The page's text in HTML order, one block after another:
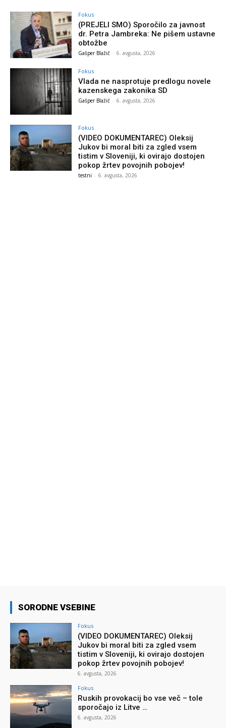
Fokus
(PREJELI SMO) Sporočilo za javnost
dr. Petra Jambreka: Ne pišem ustavne
obtožbe
Gašper Blažič - 6. avgusta, 2026
Fokus
Vlada ne nasprotuje predlogu novele
kazenskega zakonika SD
Gašper Blažič - 6. avgusta, 2026
Fokus
(VIDEO DOKUMENTAREC) Oleksij
Jukov bi moral biti za zgled vsem
tistim v Sloveniji, ki ovirajo dostojen
pokop žrtev povojnih pobojev!
testni - 6. avgusta, 2026
SORODNE VSEBINE
Fokus
(VIDEO DOKUMENTAREC) Oleksij
Jukov bi moral biti za zgled vsem
tistim v Sloveniji, ki ovirajo dostojen
pokop žrtev povojnih pobojev!
6. avgusta, 2026
Fokus
Ruskih provokacij bo vse več – tole
sporočajo iz Litve …
6. avgusta, 2026